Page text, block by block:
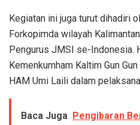
Kegiatan ini juga turut dihadiri
Forkopimda wilayah
Pengurus JMSI se-Indonesia.
Kemenkumham Kaltim Gun
HAM Umi Laili dalam
Baca Juga Pengibaran